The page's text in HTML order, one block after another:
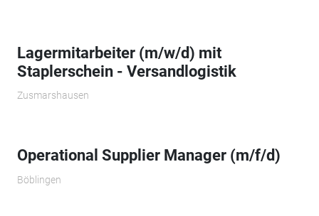
Lagermitarbeiter (m/w/d) mit
Staplerschein - Versandlogistik
Zusmarshausen
Operational Supplier Manager (m/f/d)
Böblingen